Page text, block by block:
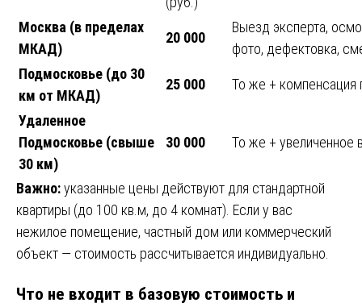
Москва (в пределах
МКАД)
20 000
Выезд эксперта,
фото, дефектовка,
Подмосковье (до 30
км от МКАД)
25 000 То же + компенсация
Удаленное
Подмосковье (свыше
30 км)
30 000 То же + увеличенное
Важно:указанные цены действуют для стандартной
квартиры (до 100 кв.м, до 4 комнат). Если у вас
нежилое помещение, частный дом или коммерческий
объект — стоимость рассчитывается индивидуально.
Что не входит в базовую стоимость и